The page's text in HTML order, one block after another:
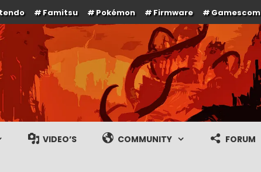
Famitsu Pokémon Firmware Gamescom
gameplay streams
VIDEO’S COMMUNITY FORUM